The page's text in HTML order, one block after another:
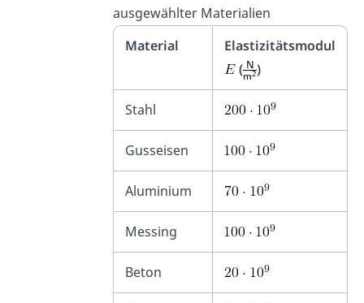
ausgewählter Materialien
Material
Elastizitätsmodul
(
)
Stahl
Gusseisen
Aluminium
Messing
Beton